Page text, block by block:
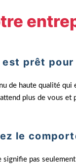
prêt
de haute qualité
plus de vous
le
pas